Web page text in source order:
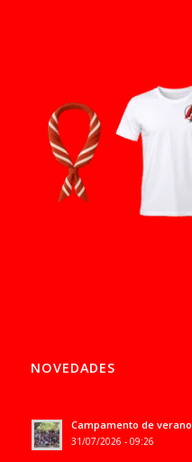
NOVEDADES
Campamento de verano
31/07/2026 - 09:26